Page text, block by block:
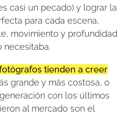
casi un pecado) y lograr la
para cada escena,
movimiento y profundidad
necesitaba.
tienden a creer
grande y más costosa, o
con los últimos
al mercado son el